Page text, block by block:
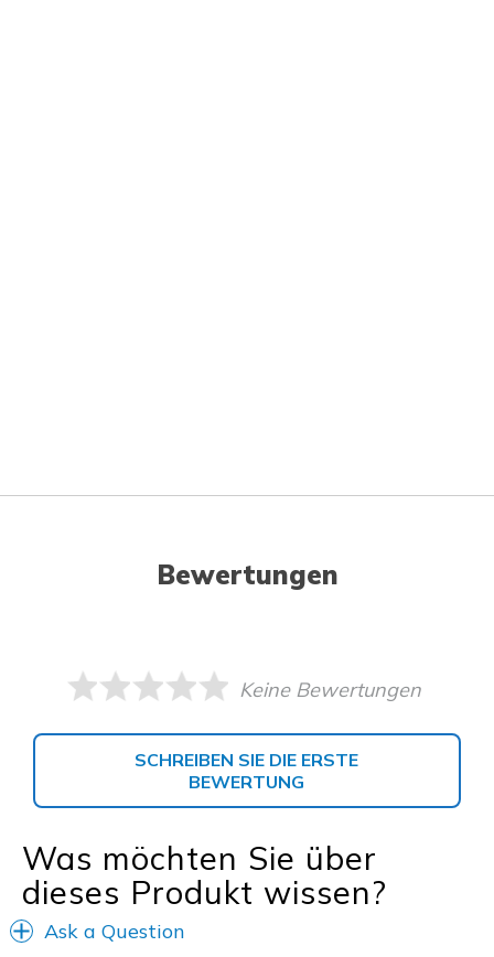
Bewertungen
Keine Bewertungen
SCHREIBEN SIE DIE ERSTE
BEWERTUNG
Was möchten Sie über
dieses Produkt wissen?
Ask a Question